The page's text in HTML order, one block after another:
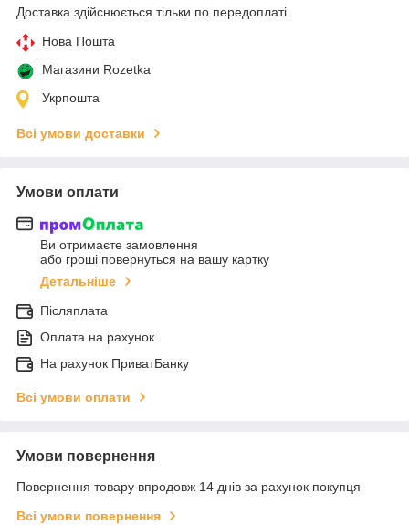
Доставка здійснюється тільки по передоплаті.
Нова Пошта
Магазини Rozetka
Укрпошта
Всі умови доставки
Умови оплати
Ви отримаєте замовлення
або гроші повернуться на вашу картку
Детальніше
Післяплата
Оплата на рахунок
На рахунок ПриватБанку
Всі умови оплати
Умови повернення
Повернення товару впродовж 14 днів за рахунок покупця
Всі умови повернення